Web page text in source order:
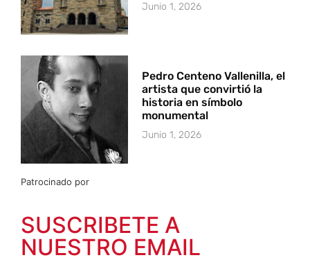
Junio 1, 2026
Pedro Centeno Vallenilla, el
artista que convirtió la
historia en símbolo
monumental
Junio 1, 2026
Patrocinado por
SUSCRIBETE A
NUESTRO EMAIL